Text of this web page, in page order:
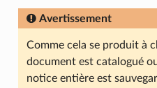
Avertissement
Comme cela se produit à
document est catalogué
notice entière est